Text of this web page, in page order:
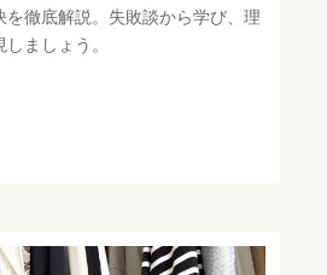
を徹底解説。失敗談から学び、理
ましょう。